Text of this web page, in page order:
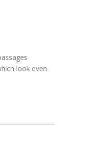
look even